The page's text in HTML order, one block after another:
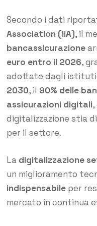
Secondo i dati
Association (IIA), il
bancassicurazione
euro entro il 2026,
adottate dagli istituti
2030, il 90% delle
assicurazioni digitali
digitalizzazione stia
per il settore.
La digitalizzazione
un miglioramento
indispensabileper
mercato in continua